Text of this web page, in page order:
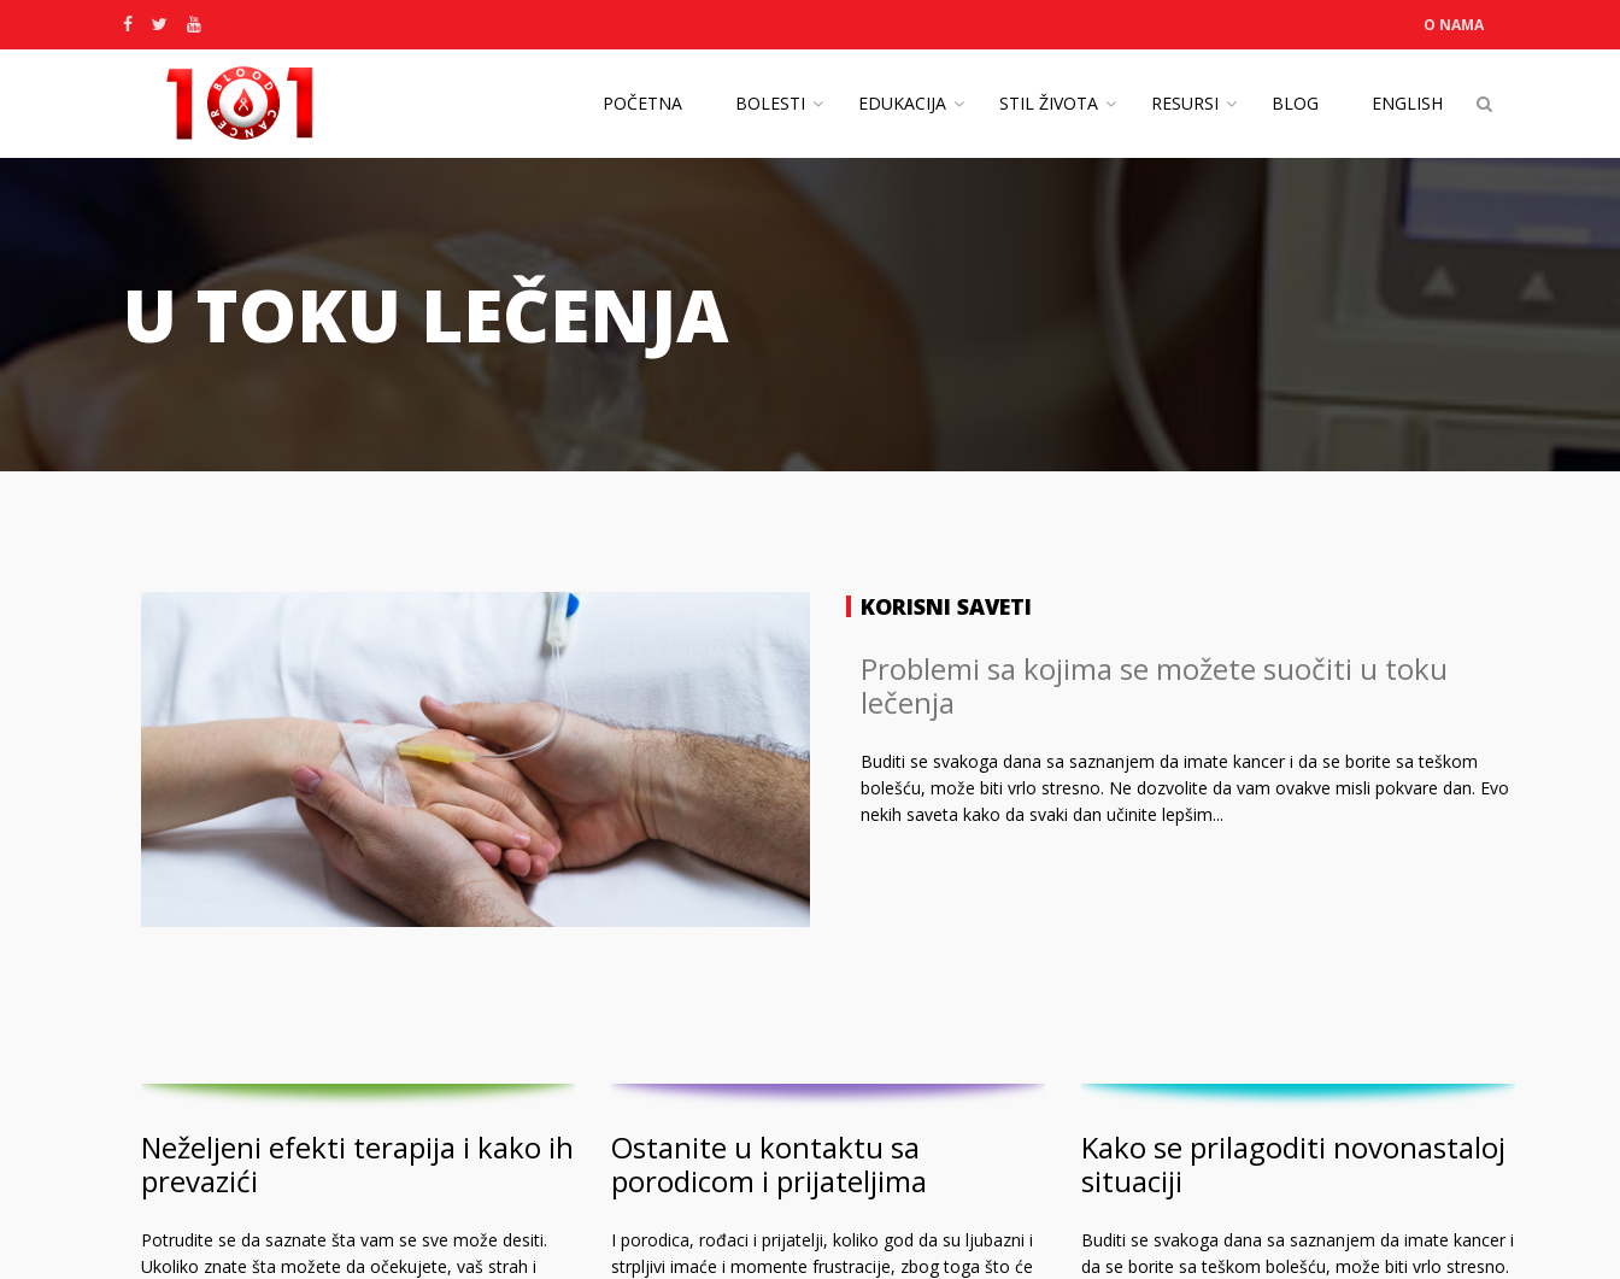
O NAMA
POČETNA BOLESTI EDUKACIJA STIL ŽIVOTA RESURSI BLOG ENGLISH
U TOKU LEČENJA
KORISNI SAVETI
Problemi sa kojima se možete suočiti u toku
lečenja
Buditi se svakoga dana sa saznanjem da imate kancer i da se borite sa teškom
bolešću, može biti vrlo stresno. Ne dozvolite da vam ovakve misli pokvare dan. Evo
nekih saveta kako da svaki dan učinite lepšim...
Neželjeni efekti terapija i kako ih
prevazići
Potrudite se da saznate šta vam se sve može desiti.
Ukoliko znate šta možete da očekujete, vaš strah i
Ostanite u kontaktu sa
porodicom i prijateljima
I porodica, rođaci i prijatelji, koliko god da su ljubazni i
strpljivi imaće i momente frustracije, zbog toga što će
Kako se prilagoditi novonastaloj
situaciji
Buditi se svakoga dana sa saznanjem da imate kancer i
da se borite sa teškom bolešću, može biti vrlo stresno.